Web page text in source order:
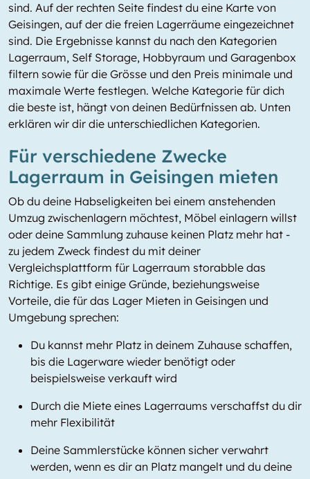
sind. Auf der rechten Seite findest du eine Karte von
Geisingen, auf der die freien Lagerräume eingezeichnet
sind. Die Ergebnisse kannst du nach den Kategorien
Lagerraum, Self Storage, Hobbyraum und Garagenbox
filtern sowie für die Grösse und den Preis minimale und
maximale Werte festlegen. Welche Kategorie für dich
die beste ist, hängt von deinen Bedürfnissen ab. Unten
erklären wir dir die unterschiedlichen Kategorien.
Für verschiedene Zwecke
Lagerraum in Geisingen mieten
Ob du deine Habseligkeiten bei einem anstehenden
Umzug zwischenlagern möchtest, Möbel einlagern willst
oder deine Sammlung zuhause keinen Platz mehr hat -
zu jedem Zweck findest du mit deiner
Vergleichsplattform für Lagerraum storabble das
Richtige. Es gibt einige Gründe, beziehungsweise
Vorteile, die für das Lager Mieten in Geisingen und
Umgebung sprechen:
Du kannst mehr Platz in deinem Zuhause schaffen,
bis die Lagerware wieder benötigt oder
beispielsweise verkauft wird
Durch die Miete eines Lagerraums verschaffst du dir
mehr Flexibilität
Deine Sammlerstücke können sicher verwahrt
werden, wenn es dir an Platz mangelt und du deine